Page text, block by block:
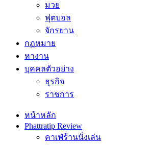
มวย
ฟุตบอล
จักรยาน
กฏหมาย
หางาน
บุคคลตัวอย่าง
ธุรกิจ
ราชการ
หน้าหลัก
Phattratip Review
คาเฟ่ร้านนั่งเล่น